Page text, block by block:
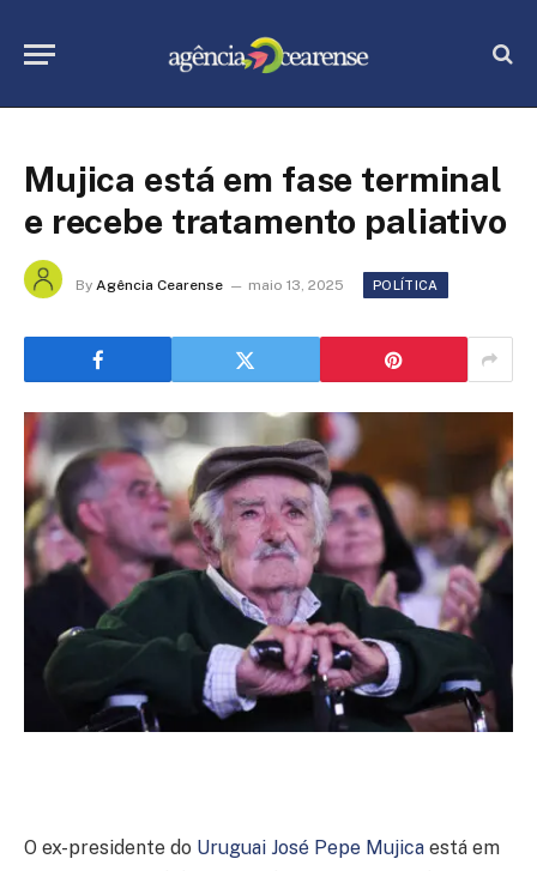
Mujica está em fase terminal
e recebe tratamento paliativo
By Agência Cearense maio 13, 2025 POLÍTICA
O ex-presidente do Uruguai José Pepe Mujica está em